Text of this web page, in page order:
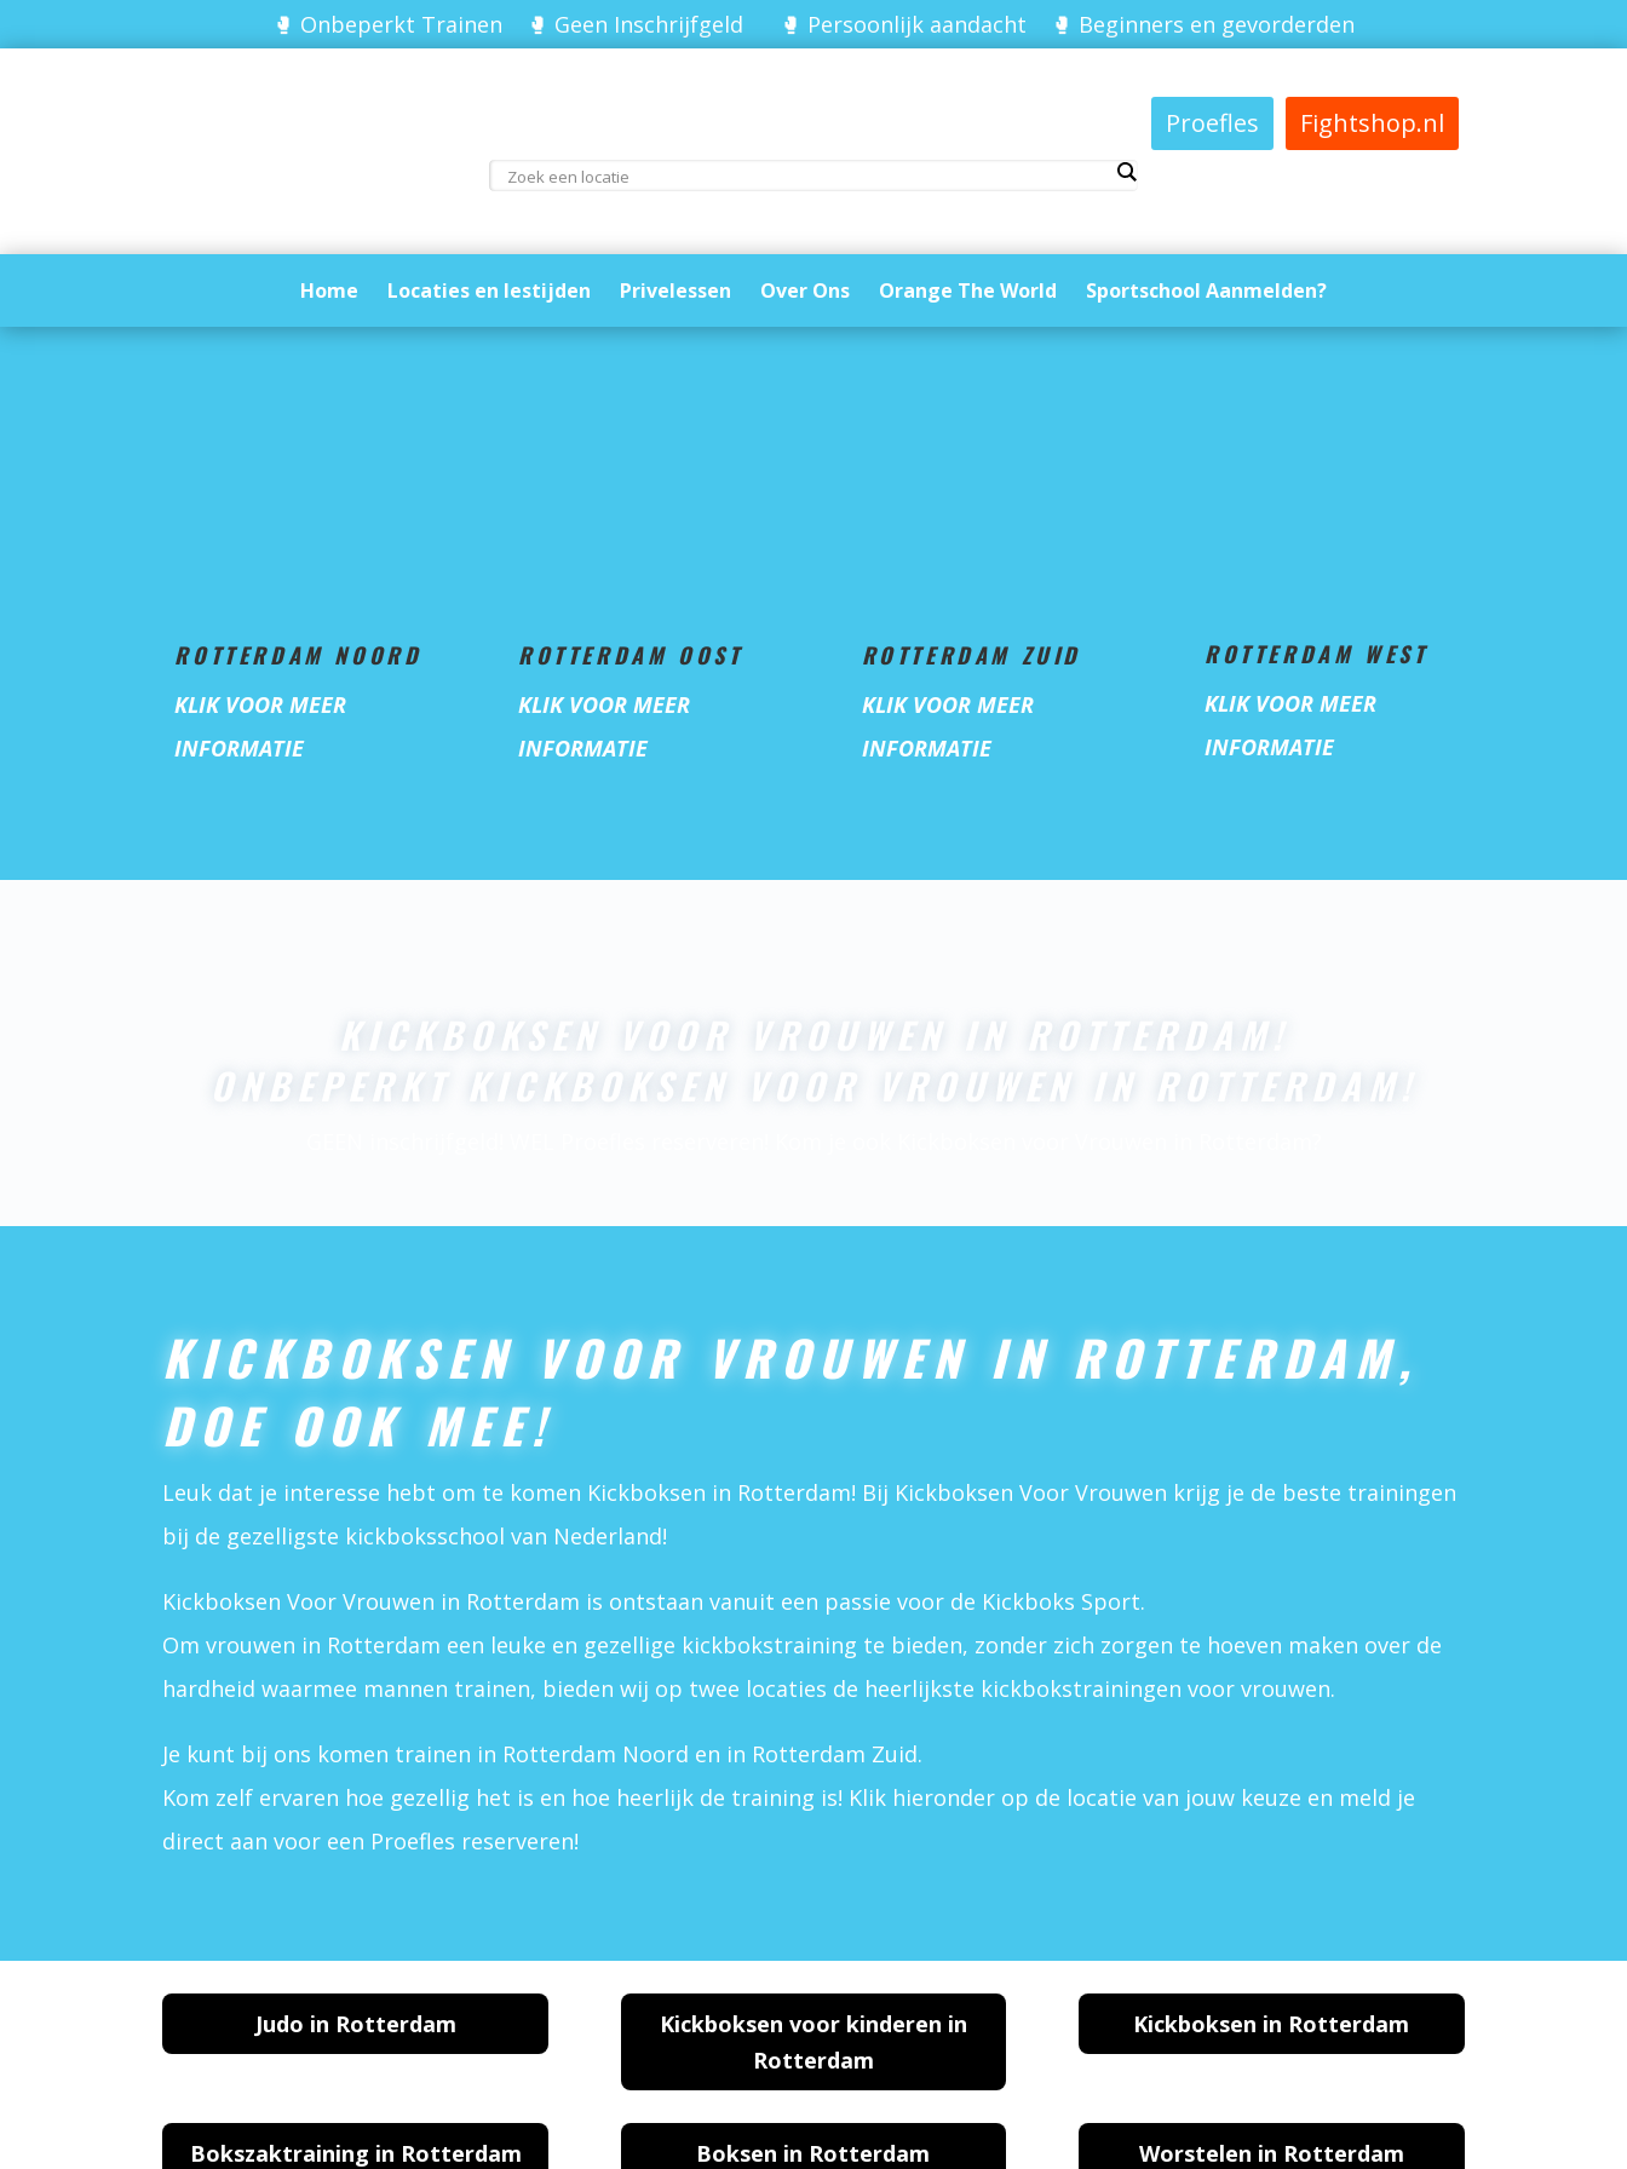
🥊 Onbeperkt Trainen 🥊 Geen Inschrijfgeld 🥊 Persoonlijk aandacht 🥊 Beginners en gevorderden
Proefles Fightshop.nl
Home Locaties en lestijden Privelessen Over Ons Orange The World Sportschool Aanmelden?
ROTTERDAM NOORD
KLIK VOOR MEER
INFORMATIE
ROTTERDAM OOST
KLIK VOOR MEER
INFORMATIE
ROTTERDAM ZUID
KLIK VOOR MEER
INFORMATIE
ROTTERDAM WEST
KLIK VOOR MEER
INFORMATIE
KICKBOKSEN VOOR VROUWEN IN ROTTERDAM!
ONBEPERKT KICKBOKSEN VOOR VROUWEN IN ROTTERDAM!
KICKBOKSEN VOOR VROUWEN IN ROTTERDAM,
DOE OOK MEE!
Leuk dat je interesse hebt om te komen Kickboksen in Rotterdam! Bij Kickboksen Voor Vrouwen krijg je de beste trainingen
bij de gezelligste kickboksschool van Nederland!
Kickboksen Voor Vrouwen in Rotterdam is ontstaan vanuit een passie voor de Kickboks Sport.
Om vrouwen in Rotterdam een leuke en gezellige kickbokstraining te bieden, zonder zich zorgen te hoeven maken over de
hardheid waarmee mannen trainen, bieden wij op twee locaties de heerlijkste kickbokstrainingen voor vrouwen.
Je kunt bij ons komen trainen in Rotterdam Noord en in Rotterdam Zuid.
Kom zelf ervaren hoe gezellig het is en hoe heerlijk de training is! Klik hieronder op de locatie van jouw keuze en meld je
direct aan voor een Proefles reserveren!
Judo in Rotterdam
Kickboksen voor kinderen in
Rotterdam
Kickboksen in Rotterdam
Bokszaktraining in Rotterdam Boksen in Rotterdam Worstelen in Rotterdam